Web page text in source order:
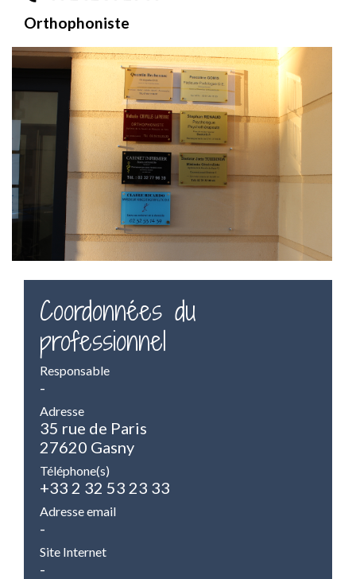
Orthophoniste
Coordonnées du
professionnel
Responsable
-
Adresse
35 rue de Paris
27620 Gasny
Téléphone(s)
+33 2 32 53 23 33
Adresse email
-
Site Internet
-